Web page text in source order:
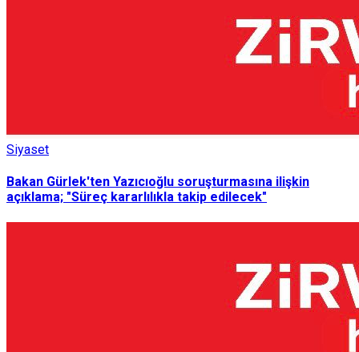
Siyaset
Bakan Gürlek'ten Yazıcıoğlu soruşturmasına ilişkin
açıklama; "Süreç kararlılıkla takip edilecek"